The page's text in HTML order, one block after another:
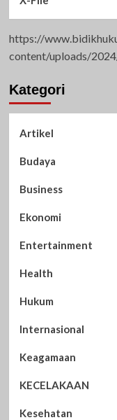
https://
content/uploads/
Kategori
Artikel
Budaya
Business
Ekonomi
Entertainment
Health
Hukum
Internasional
Keagamaan
KECELAKAAN
Kesehatan